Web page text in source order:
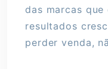
das marcas que
resultados
perder venda,